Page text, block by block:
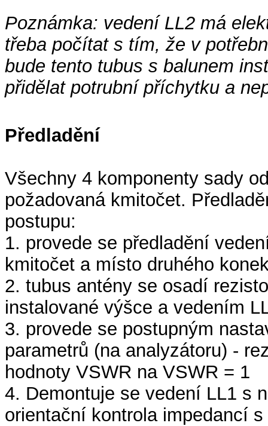
Poznámka: vedení LL2 má
třeba počítat s tím, že v
bude tento tubus s balunem
přidělat potrubní příchytku a
Předladění
Všechny 4 komponenty sady
požadovaná kmitočet.
postupu:
1. provede se předladění
kmitočet a místo druhého
2. tubus antény se osadí
instalované výšce a vedením
3. provede se postupným
parametrů (na analyzátoru) -
hodnoty VSWR na VSWR = 1
4. Demontuje se vedení LL1 s
orientační kontrola impedancí